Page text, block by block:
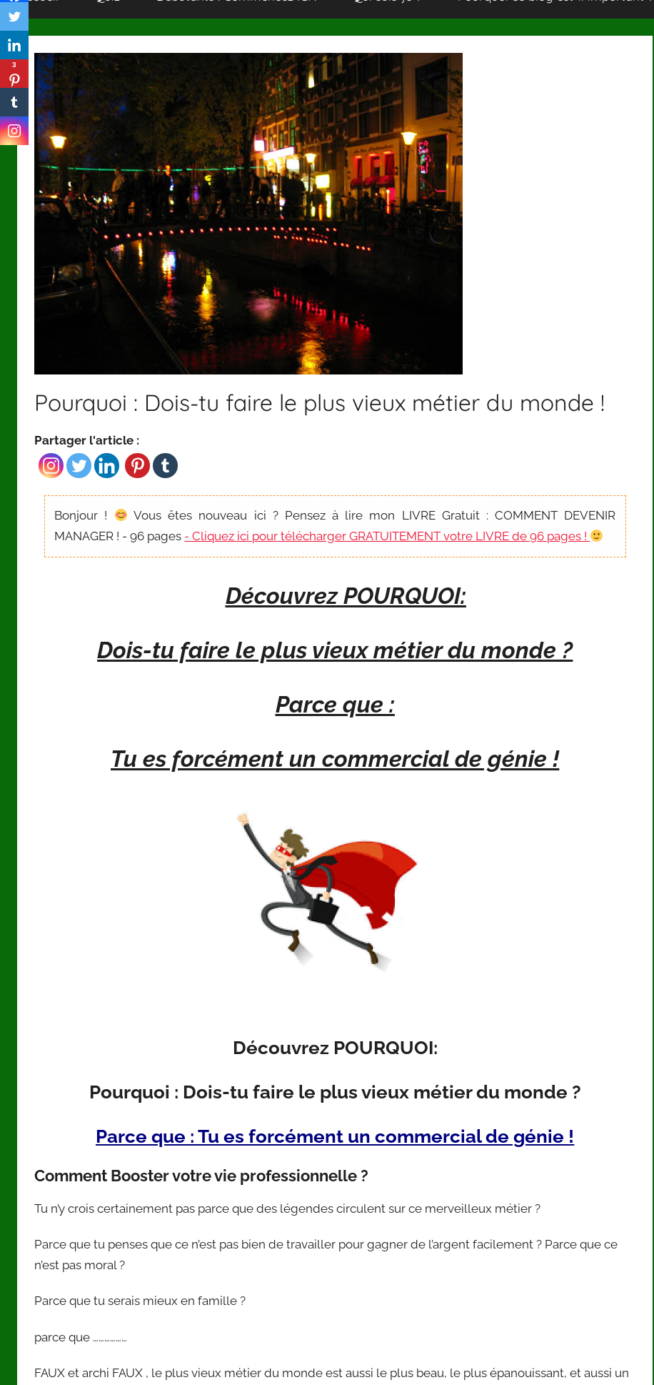
MANAGER
!
Pourquoi : Dois-tu faire le plus vieux métier du monde !
Partager l'article :
Bonjour !
Vous êtes nouveau ici ? Pensez à lire mon LIVRE Gratuit : COMMENT DEVENIR
MANAGER ! - 96 pages - Cliquez ici pour télécharger GRATUITEMENT votre LIVRE de 96 pages !
Découvrez POURQUOI:
Dois-tu faire le plus vieux métier du monde ?
Parce que :
Tu es forcément un commercial de génie !
Découvrez POURQUOI:
Pourquoi : Dois-tu faire le plus vieux métier du monde ?
Parce que : Tu es forcément un commercial de génie !
Comment Booster votre vie professionnelle ?
Tu n’y crois certainement pas parce que des légendes circulent sur ce merveilleux métier ?
Parce que tu penses que ce n’est pas bien de travailler pour gagner de l’argent facilement ? Parce que ce
n’est pas moral ?
Parce que tu serais mieux en famille ?
parce que ………………
FAUX et archi FAUX , le plus vieux métier du monde est aussi le plus beau, le plus épanouissant, et aussi un
3